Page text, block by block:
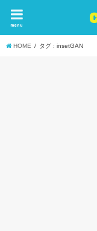
menu
HOME タグ : insetGAN